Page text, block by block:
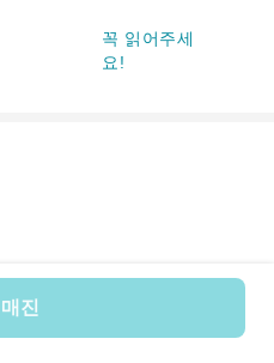
매진
꼭 읽어주세
요!
: 176600